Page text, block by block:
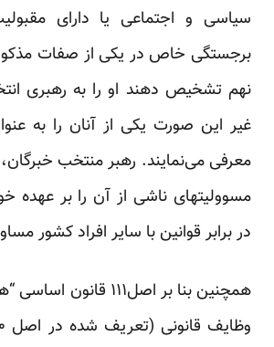
سیاسی و اجتماعی یا دارای
برجستگی خاص در یکی از صفات
نهم تشخیص دهند او را به رهبری
غیر این صورت یکی از آنان را به
معرفی می‌نمایند. رهبر منتخب
مسوولیت‏های ناشی از آن را بر عهده
در برابر قوانین با سایر افراد کشور
همچنین بنا بر اصل۱۱۱